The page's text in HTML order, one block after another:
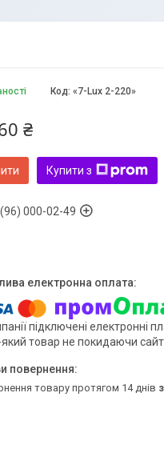
Код: «7-Lux 2-220»
₴
Купити з
000-02-49
підключені електронні
товар не покидаючи
товару протягом 14 днів